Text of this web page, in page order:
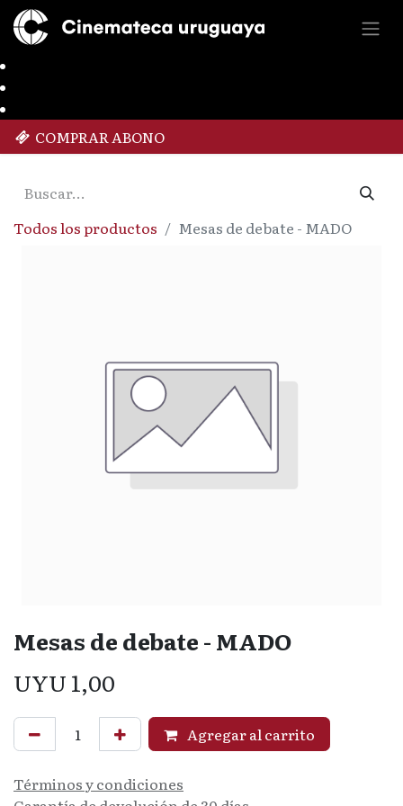
COMPRAR ABONO
Todos los productos Mesas de debate - MADO
Mesas de debate - MADO
UYU1,00
Agregar al carrito
Términos y condiciones